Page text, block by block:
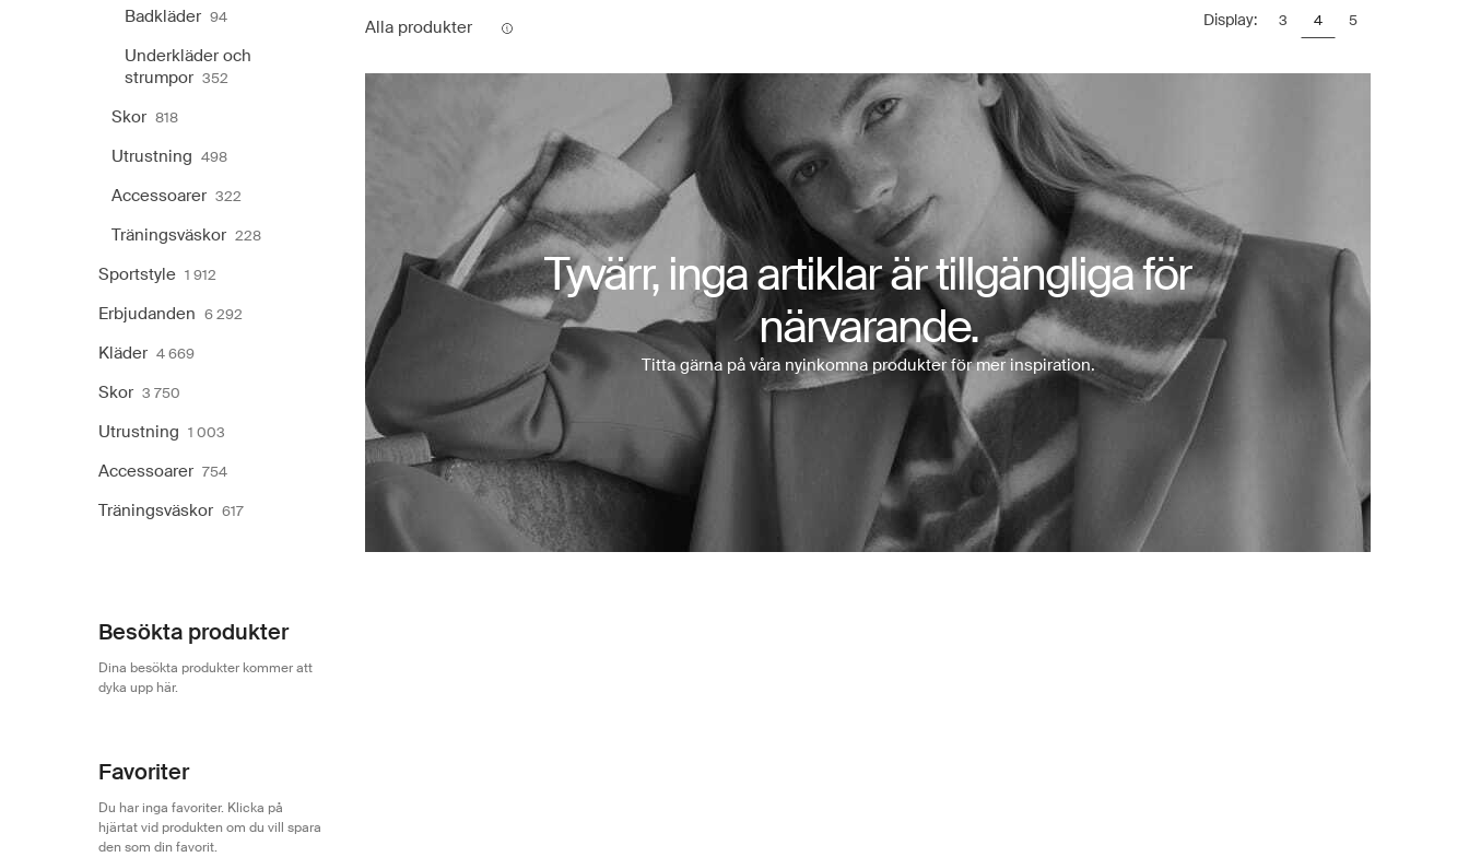
Badkläder 94
Underkläder och
strumpor 352
Skor 818
Utrustning 498
Accessoarer 322
Träningsväskor 228
Sportstyle 1 912
Erbjudanden 6 292
Kläder 4 669
Skor 3 750
Utrustning 1 003
Accessoarer 754
Träningsväskor 617
Besökta produkter
Dina besökta produkter kommer att
dyka upp här.
Favoriter
Du har inga favoriter. Klicka på
hjärtat vid produkten om du vill spara
den som din favorit.
Alla produkter Display: 3 4 5
Tyvärr, inga artiklar är tillgängliga för
närvarande.
Titta gärna på våra nyinkomna produkter för mer inspiration.